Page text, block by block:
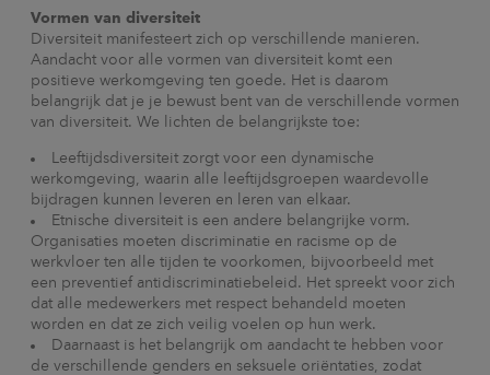
Vormen van diversiteit
Diversiteit manifesteert zich op verschillende manieren.
Aandacht voor alle vormen van diversiteit komt een
positieve werkomgeving ten goede. Het is daarom
belangrijk dat je je bewust bent van de verschillende vormen
van diversiteit. We lichten de belangrijkste toe:
Leeftijdsdiversiteit zorgt voor een dynamische
werkomgeving, waarin alle leeftijdsgroepen waardevolle
bijdragen kunnen leveren en leren van elkaar.
Etnische diversiteit is een andere belangrijke vorm.
Organisaties moeten discriminatie en racisme op de
werkvloer ten alle tijden te voorkomen, bijvoorbeeld met
een preventief antidiscriminatiebeleid. Het spreekt voor zich
dat alle medewerkers met respect behandeld moeten
worden en dat ze zich veilig voelen op hun werk.
Daarnaast is het belangrijk om aandacht te hebben voor
de verschillende genders en seksuele oriëntaties, zodat